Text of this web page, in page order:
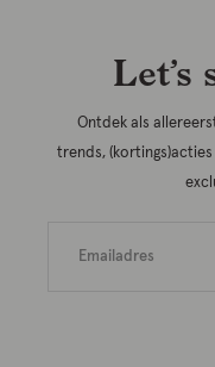
Let’s
Ontdek als
trends,